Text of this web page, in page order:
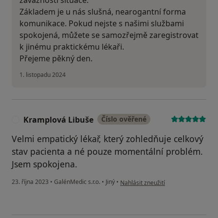
Základem je u nás slušná, nearogantní forma
komunikace. Pokud nejste s našimi službami
spokojená, můžete se samozřejmě zaregistrovat
k jinému praktickému lékaři.
Přejeme pěkný den.
1. listopadu 2024
Kramplová Libuše Číslo ověřené
Velmi empatický lékař, který zohledňuje celkový
stav pacienta a né pouze momentální problém.
Jsem spokojena.
23. října 2023 • GalénMedic s.r.o. • Jiný • podle názoru uživatele Kramplová
Nahlásit zneužití